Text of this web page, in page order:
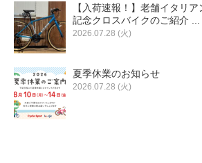
【入荷速報！】老舗イタリ
記念クロスバイクのご紹介 ...
2026.07.28 (火)
夏季休業のお知らせ
2026.07.28 (火)